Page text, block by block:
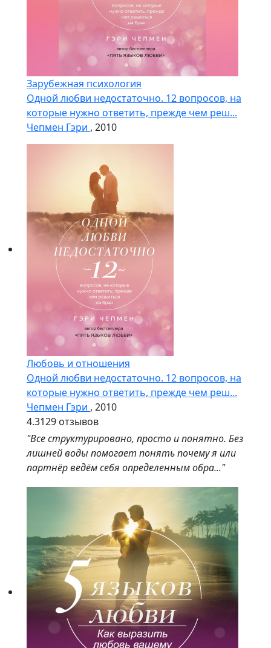
Зарубежная психология
Одной любви недостаточно. 12 вопросов, на
которые нужно ответить, прежде чем реш...
Чепмен Гэри , 2010
Любовь и отношения
Одной любви недостаточно. 12 вопросов, на
которые нужно ответить, прежде чем реш...
Чепмен Гэри , 2010
4.3129 отзывов
"Все структурировано, просто и понятно. Без
лишней воды помогает понять почему я или
партнёр ведём себя определенным обра..."